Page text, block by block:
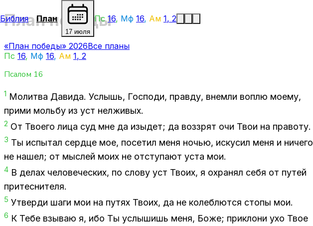
План победы
Библия План
17 июля
Пс 16, Мф 16, Ам 1, 2
«План победы» 2026Все планы
Пс 16, Мф 16, Ам 1, 2
Псалом 16
1 Мо­лит­ва Да­ви­да. Услышь, Гос­по­ди, прав­ду, внем­ли воп­лю мо­е­му,
при­ми моль­бу из уст нел­жи­вых.
2 От Тво­е­го лица суд мне да изы­дет; да воз­зрят очи Твои на право­ту.
3 Ты ис­пы­тал серд­це мое, по­се­тил меня но­чью, ис­ку­сил меня и ни­че­го
не на­шел; от мыс­лей моих не от­сту­па­ют уста мои.
4 В де­лах че­ло­ве­че­ских, по сло­ву уст Тво­их, я охра­нял себя от пу­тей
при­тес­ни­те­ля.
5 Утвер­ди шаги мои на пу­тях Тво­их, да не ко­леб­лют­ся сто­пы мои.
6 К Тебе взы­ваю я, ибо Ты услы­шишь меня, Боже; при­к­ло­ни ухо Твое